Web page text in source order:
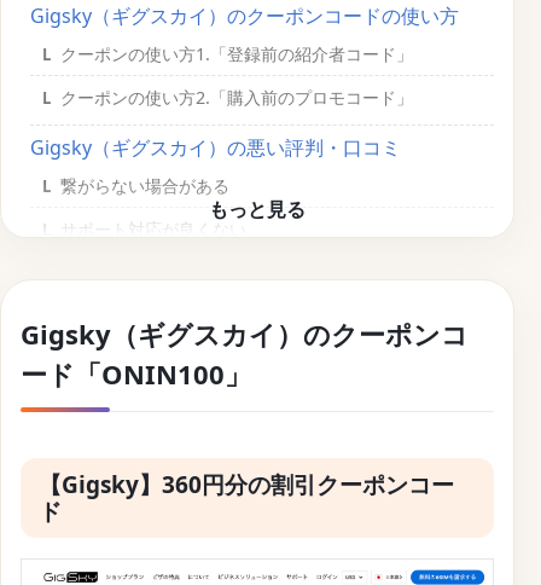
Gigsky（ギグスカイ）のクーポンコードの使い方
クーポンの使い方1.「登録前の紹介者コード」
クーポンの使い方2.「購入前のプロモコード」
Gigsky（ギグスカイ）の悪い評判・口コミ
繋がらない場合がある
サポート対応が良くない
Gigsky（ギグスカイ）の良い評判・口コミ
無料トライアルがある
使いやすい
テザリングに対応してる
Gigsky（ギグスカイ）のクーポンコ
ード「ONIN100」
【Gigsky】360円分の割引クーポンコー
ド